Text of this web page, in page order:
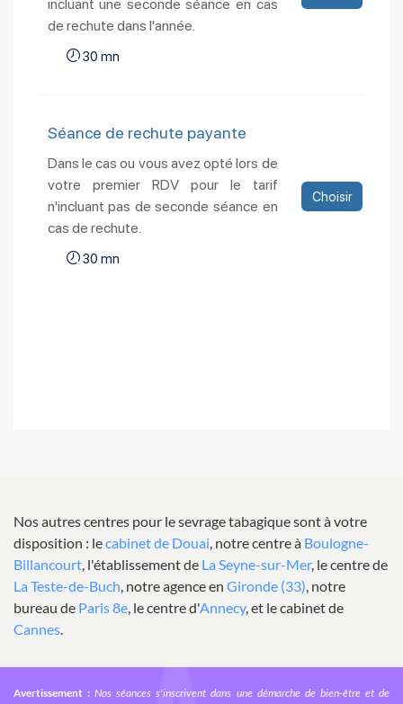
Nos autres centres pour le sevrage tabagique sont à votre
disposition : lecabinet de Douai, notre centre à Boulogne-
Billancourt, l'établissement de La Seyne-sur-Mer, le centre de
La Teste-de-Buch, notre agence en Gironde (33), notre
bureau de Paris 8e, le centre d'Annecy, et le cabinet de
Cannes.
Avertissement : Nos séances s'inscrivent dans une démarche de bien-être et de